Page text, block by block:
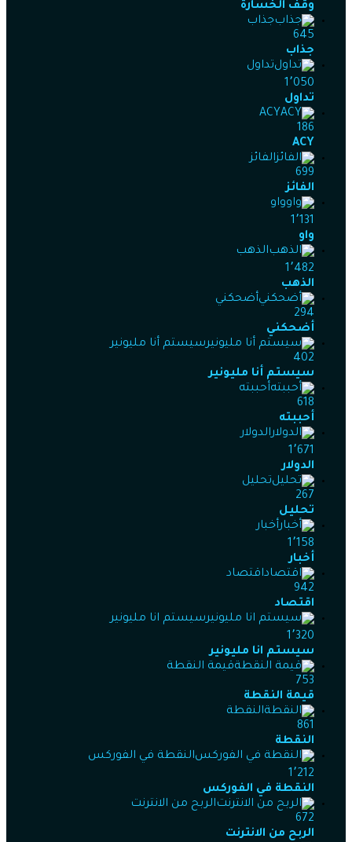
وقف الخسارة
جذاب
645
جذاب
تداول
1٬050
تداول
ACY
186
ACY
الفائز
699
الفائز
واو
1٬131
واو
الذهب
1٬482
الذهب
أضحكني
294
أضحكني
سيستم أنا مليونير
402
سيستم أنا مليونير
أحببته
618
أحببته
الدولار
1٬671
الدولار
تحليل
267
تحليل
أخبار
1٬158
أخبار
اقتصاد
942
اقتصاد
سيستم انا مليونير
1٬320
سيستم انا مليونير
قيمة النقطة
753
قيمة النقطة
النقطة
861
النقطة
النقطة في الفوركس
1٬212
النقطة في الفوركس
الربح من الانترنت
672
الربح من الانترنت